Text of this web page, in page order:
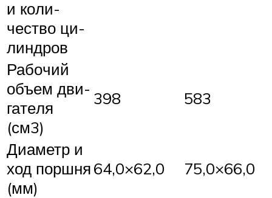
и ко­ли­
чест­во ци­
лин­дров
Ра­бо­чий
объ­ем дви­
га­те­ля
(см3)
398 583
Диа­метр и
ход порш­ня
(мм)
64,0×62,0 75,0×66,0